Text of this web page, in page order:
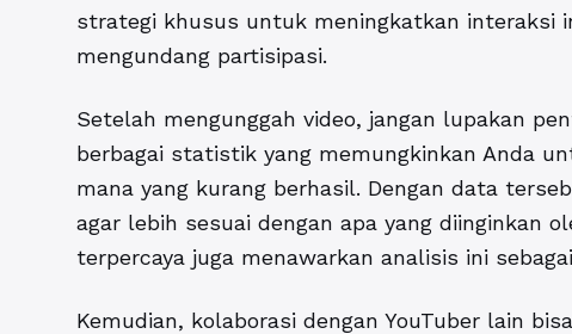
strategi khusus untuk meningkatkan interaksi
mengundang partisipasi.
Setelah mengunggah video, jangan lupakan
berbagai statistik yang memungkinkan Anda
mana yang kurang berhasil. Dengan data
agar lebih sesuai dengan apa yang diinginkan
terpercaya juga menawarkan analisis ini
Kemudian, kolaborasi dengan YouTuber lain